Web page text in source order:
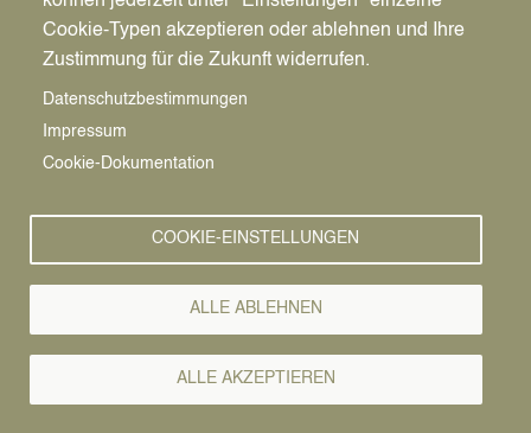
Pfadnavigation
Startseite
Sportpark
Mitte
Der Sportpark Mitte besteht aus zwei Teilen: Hinter
dem Stadtbad befindet sich die Breitensportanlage
mit unterschiedlichen Bewegungsmöglichkeiten.
Und neben bzw. hinter der Realschule ist die
Leichtathletikanlagen.
Auf der Breitensportanlage gibt es unter anderem
Cookie-Typen akzeptieren oder ablehnen und Ihre
Zustimmung für die Zukunft widerrufen.
Datenschutzbestimmungen
Impressum
Cookie-Dokumentation
COOKIE-EINSTELLUNGEN
ALLE ABLEHNEN
ALLE AKZEPTIEREN